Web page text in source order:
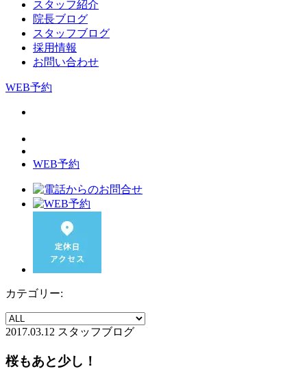
スタッフ紹介
院長ブログ
スタッフブログ
採用情報
お問い合わせ
WEB予約
WEB予約
カテゴリー:
2017.03.12 スタッフブログ
桜もあと少し！